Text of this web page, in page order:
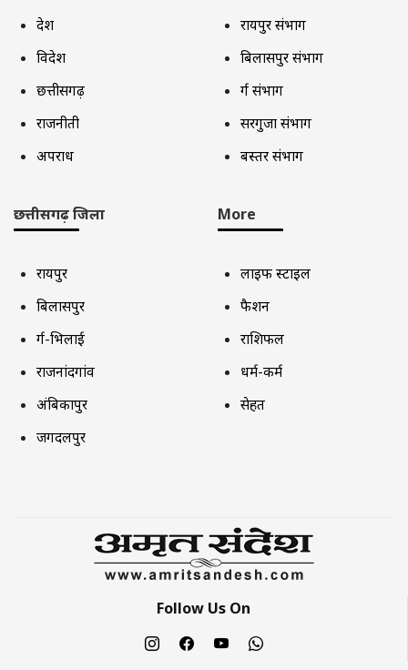
देश
विदेश
छत्तीसगढ़
राजनीती
अपराध
रायपुर संभाग
बिलासपुर संभाग
दुर्ग संभाग
सरगुजा संभाग
बस्तर संभाग
छत्तीसगढ़ जिला
रायपुर
बिलासपुर
दुर्ग-भिलाई
राजनांदगांव
अंबिकापुर
जगदलपुर
More
लाइफ स्टाइल
फैशन
राशिफल
धर्म-कर्म
सेहत
Follow Us On